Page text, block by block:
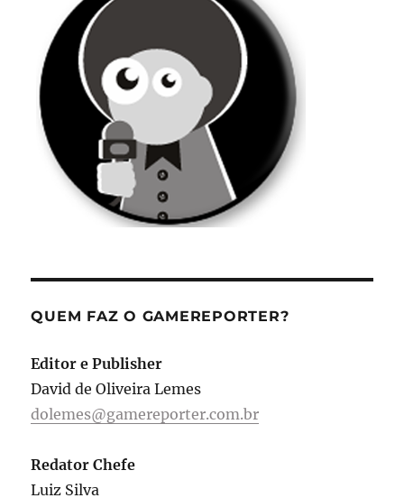
QUEM FAZ O GAMEREPORTER?
Editor e Publisher
David de Oliveira Lemes
dolemes@gamereporter.com.br
Redator Chefe
Luiz Silva